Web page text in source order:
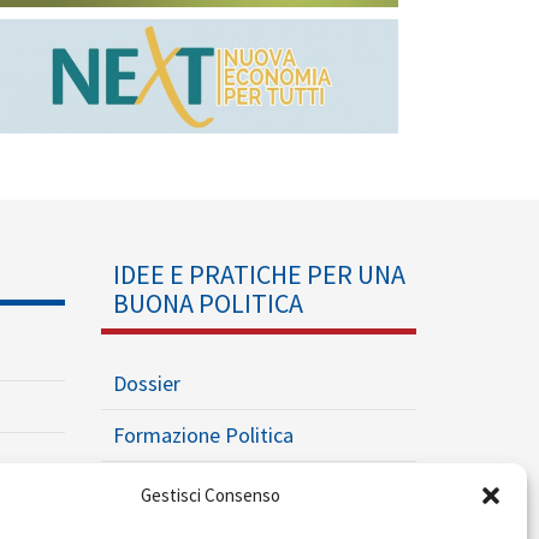
Gestisci Consenso
IDEE E PRATICHE PER UNA
BUONA POLITICA
Dossier
Formazione Politica
Eventi